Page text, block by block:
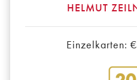
HELMUT
Einzelkarten: